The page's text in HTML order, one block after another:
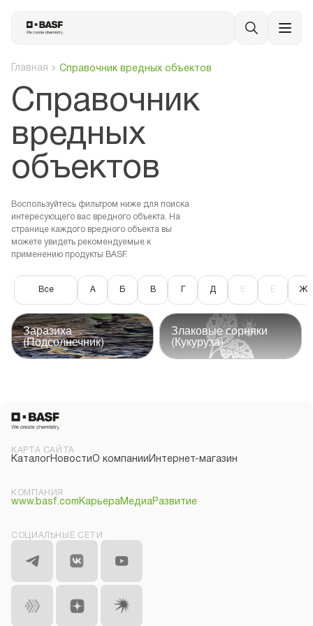
Главная Справочник вредных объектов
Cправочник
вредных
объектов
Воспользуйтесь фильтром ниже для поиска
интересующего вас вредного объекта. На
странице каждого вредного объекта вы
можете увидеть рекомендуемые к
применению продукты BASF.
Все А Б В Д Е Ё Ж
Заразиха
(Подсолнечник)
Злаковые сорняки
(Кукуруза)
КАРТА САЙТА
КаталогНовостиО компании Интернет-магазин
КОМПАНИЯ
www.basf.com КарьераМедиаРазвитие
СОЦИАЛЬНЫЕ СЕТИ